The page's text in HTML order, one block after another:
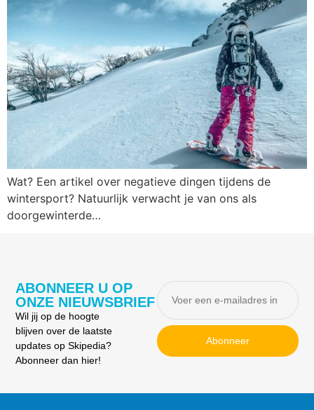
Wat? Een artikel over negatieve dingen tijdens de
wintersport? Natuurlijk verwacht je van ons als
doorgewinterde…
ABONNEER U OP
ONZE NIEUWSBRIEF
Wil jij op de hoogte
blijven over de laatste
updates op Skipedia?
Abonneer dan hier!
Abonneer